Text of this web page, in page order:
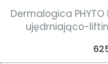
Dermalogica PHYTO
ujędrniająco-